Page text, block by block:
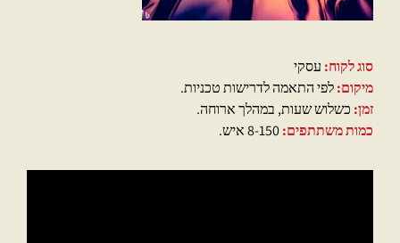
סוג לקוח: עסקי
מיקום:לפי התאמה לדרישות טכניות.
זמן: כשלוש שעות, במהלך ארוחה.
כמות משתתפים: